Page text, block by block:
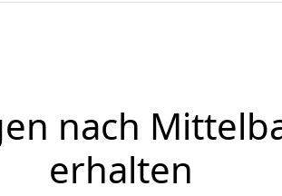
nach
erhalten